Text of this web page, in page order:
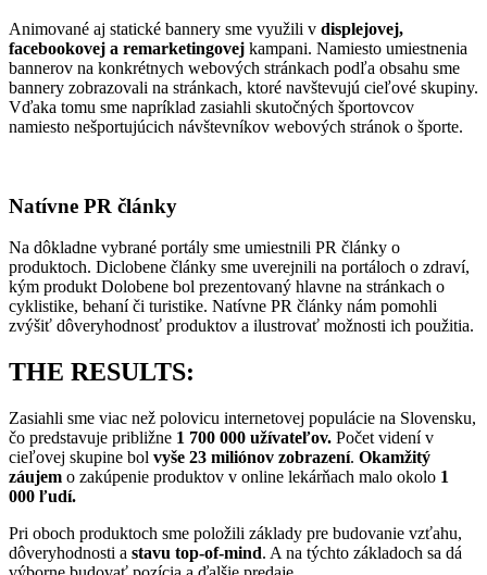
Animované aj statické bannery sme využili v displejovej,
facebookovej a remarketingovej kampani. Namiesto umiestnenia
bannerov na konkrétnych webových stránkach podľa obsahu sme
bannery zobrazovali na stránkach, ktoré navštevujú cieľové skupiny.
Vďaka tomu sme napríklad zasiahli skutočných športovcov
namiesto nešportujúcich návštevníkov webových stránok o športe.
Natívne PR články
Na dôkladne vybrané portály sme umiestnili PR články o
produktoch. Diclobene články sme uverejnili na portáloch o zdraví,
kým produkt Dolobene bol prezentovaný hlavne na stránkach o
cyklistike, behaní či turistike. Natívne PR články nám pomohli
zvýšiť dôveryhodnosť produktov a ilustrovať možnosti ich použitia.
THE RESULTS:
Zasiahli sme viac než polovicu internetovej populácie na Slovensku,
čo predstavuje približne 1 700 000 užívateľov. Počet videní v
cieľovej skupine bol vyše 23 miliónov zobrazení. Okamžitý
záujem o zakúpenie produktov v online lekárňach malo okolo 1
000 ľudí.
Pri oboch produktoch sme položili základy pre budovanie vzťahu,
dôveryhodnosti a stavu top-of-mind. A na týchto základoch sa dá